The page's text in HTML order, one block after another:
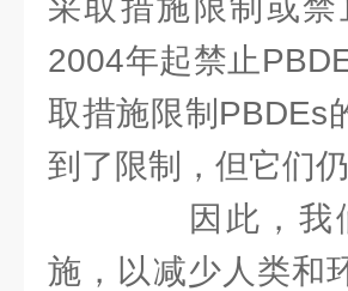
采取措施限制或
2004年起禁止
取措施限制PBDEs
到了限制，但它们
因此，我们
施，以减少人类和